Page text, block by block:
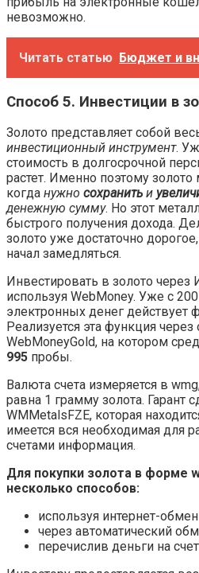
невозможно.
Читать статью Бюджет и
Способ 5. Инвестиции в
Золото представляет собой
инвестиционный инструмент.
стоимость в долгосрочной
растет. Именно поэтому
когда нужно сохранить и
денежную сумму. Но этот
быстрого получения дохода.
золото уже достаточно
начал замедляться.
Инвестировать в золото через
используя WebMoney. Уже с
электронных денег действует
Реализуется эта функция
WebMoneyGold, на котором
995 пробы.
Валюта счета измеряется в
равна 1 грамму золота. Гарант
WMMetalsFZE, которая
имеется вся необходимая для
счетами информация.
Для покупки золота в форме
несколько способов:
используя интернет-
через автоматический
перечислив деньги на